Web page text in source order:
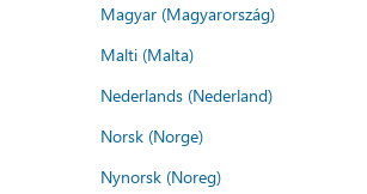
Magyar (Magyarország)
Malti (Malta)
Nederlands (Nederland)
Norsk (Norge)
Nynorsk (Noreg)